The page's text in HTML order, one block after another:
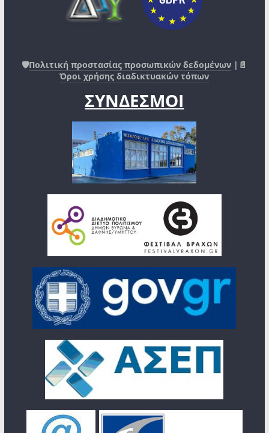
🛡️Πολιτική προστασίας προσωπικών δεδομένων |📄
Όροι χρήσης διαδικτυακών τόπων
ΣΥΝΔΕΣΜΟΙ